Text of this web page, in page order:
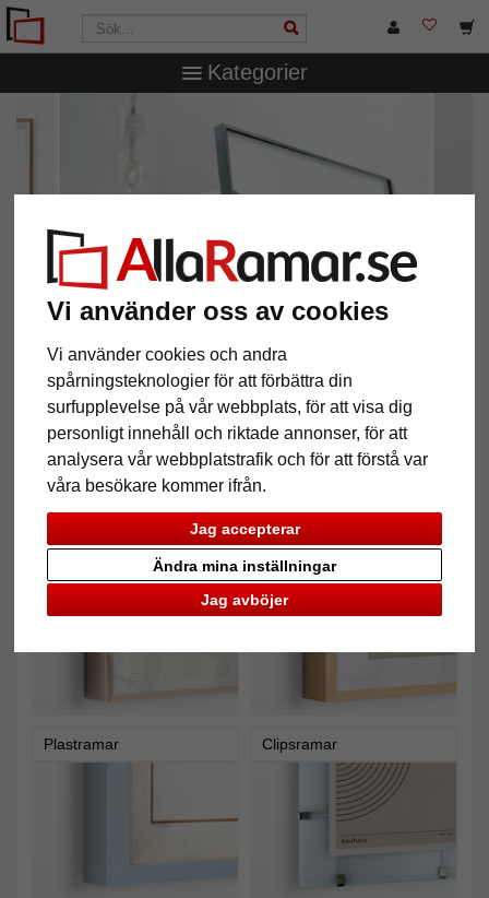
Vi använder oss av cookies
Vi använder cookies och andra
spårningsteknologier för att förbättra din
surfupplevelse på vår webbplats, för att visa dig
personligt innehåll och riktade annonser, för att
analysera vår webbplatstrafik och för att förstå var
våra besökare kommer ifrån.
Jag accepterar
Jag avböjer
Ändra mina inställningar
Kategorier
Design och kvalitet
aluminiumramar från Nielsen Design
Aluminiumramar Träramar
Plastramar Clipsramar